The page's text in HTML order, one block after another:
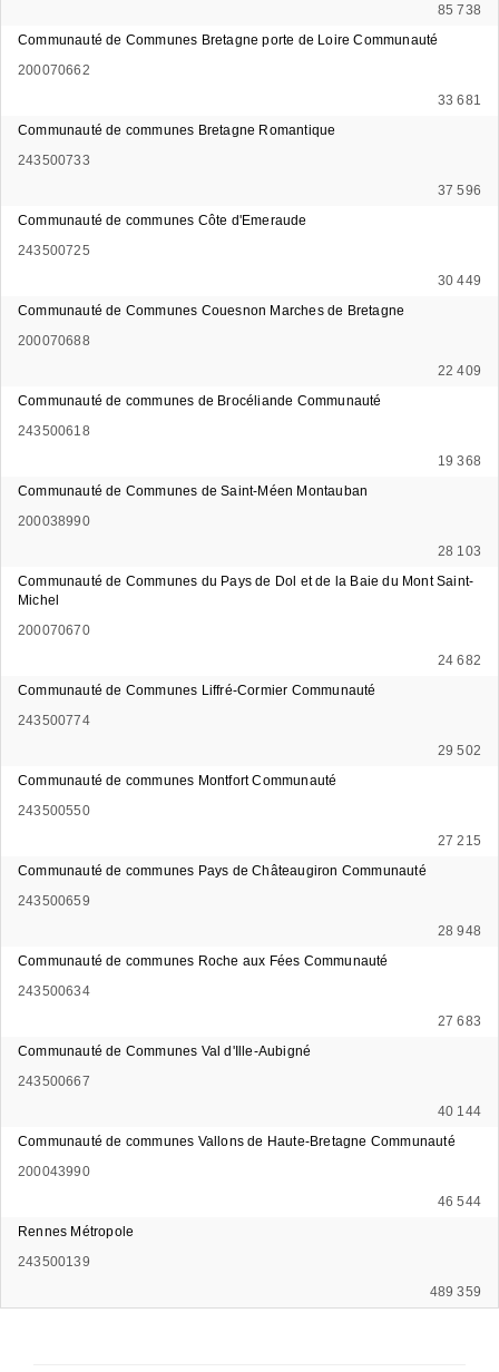
85 738
Communauté de Communes Bretagne porte de Loire Communauté
200070662
33 681
Communauté de communes Bretagne Romantique
243500733
37 596
Communauté de communes Côte d'Emeraude
243500725
30 449
Communauté de Communes Couesnon Marches de Bretagne
200070688
22 409
Communauté de communes de Brocéliande Communauté
243500618
19 368
Communauté de Communes de Saint-Méen Montauban
200038990
28 103
Communauté de Communes du Pays de Dol et de la Baie du Mont Saint-
Michel
200070670
24 682
Communauté de Communes Liffré-Cormier Communauté
243500774
29 502
Communauté de communes Montfort Communauté
243500550
27 215
Communauté de communes Pays de Châteaugiron Communauté
243500659
28 948
Communauté de communes Roche aux Fées Communauté
243500634
27 683
Communauté de Communes Val d'Ille-Aubigné
243500667
40 144
Communauté de communes Vallons de Haute-Bretagne Communauté
200043990
46 544
Rennes Métropole
243500139
489 359